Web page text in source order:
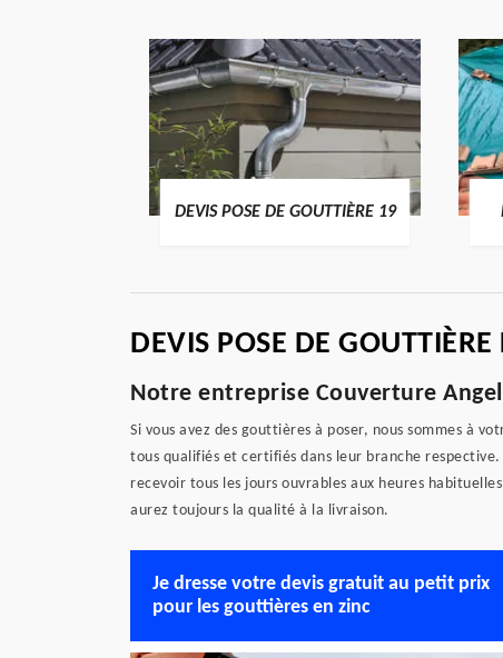
DEVIS POSE DE GOUTTIÈRE 19
DEVIS POSE DE
Notre entreprise Couverture
Si vous avez des gouttières à poser, nous sommes à
tous qualifiés et certifiés dans leur branche
recevoir tous les jours ouvrables aux heures
aurez toujours la qualité à la livraison.
Je dresse votre devis gratuit au petit prix
pour les gouttières en zinc